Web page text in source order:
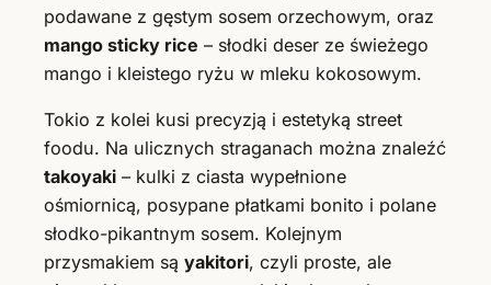
podawane z gęstym sosem orzechowym, oraz
mango sticky rice – słodki deser ze świeżego
mango i kleistego ryżu w mleku kokosowym.
Tokio z kolei kusi precyzją i estetyką street
foodu. Na ulicznych straganach można znaleźć
takoyaki – kulki z ciasta wypełnione
ośmiornicą, posypane płatkami bonito i polane
słodko-pikantnym sosem. Kolejnym
przysmakiem są yakitori, czyli proste, ale